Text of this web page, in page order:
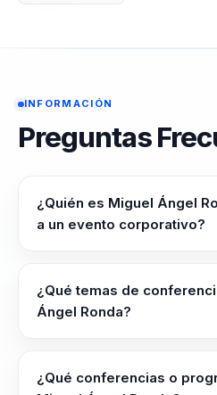
INFORMACIÓN
Preguntas
¿Quién es Miguel Ángel
a un evento corporativo?
talento e innovacion que
resultados reales a entender
¿Qué temas de
Ángel Ronda?
Artificial, Big Data, Prácticas
¿Qué conferencias o